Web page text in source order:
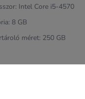
Intel Core i5-4570
8 GB
méret: 250 GB